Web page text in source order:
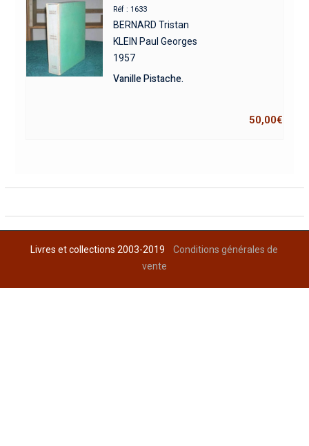
Réf : 1633
BERNARD Tristan
KLEIN Paul Georges
1957
Vanille Pistache.
50,00€
Livres et collections 2003-2019Conditions générales de
vente